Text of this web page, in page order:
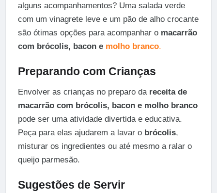
alguns acompanhamentos? Uma salada verde
com um vinagrete leve e um pão de alho crocante
são ótimas opções para acompanhar o macarrão
com brócolis, bacon e molho branco.
Preparando com Crianças
Envolver as crianças no preparo da receita de
macarrão com brócolis, bacon e molho branco
pode ser uma atividade divertida e educativa.
Peça para elas ajudarem a lavar o brócolis,
misturar os ingredientes ou até mesmo a ralar o
queijo parmesão.
Sugestões de Servir